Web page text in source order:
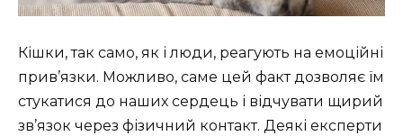
Кішки, так само, як і люди, реагують на емоційні
прив’язки. Можливо, саме цей факт дозволяє їм
стукатися до наших сердець і відчувати щирий
зв’язок через фізичний контакт. Деякі експерти